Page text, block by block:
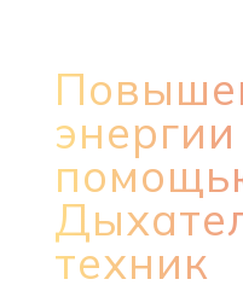
энергии
техник